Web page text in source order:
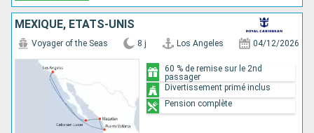
MEXIQUE, ÉTATS-UNIS
Voyager of the Seas 8 j Los Angeles 04/12/2026
60 % de remise sur le 2nd
passager
Divertissement primé inclus
Pension complète